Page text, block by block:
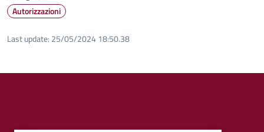
Autorizzazioni
Last update: 25/05/2024 18:50.38